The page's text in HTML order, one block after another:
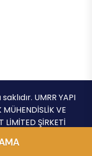
UMRR YAPI
VE
LİMİTED ŞİRKETİ
ve Koşullar